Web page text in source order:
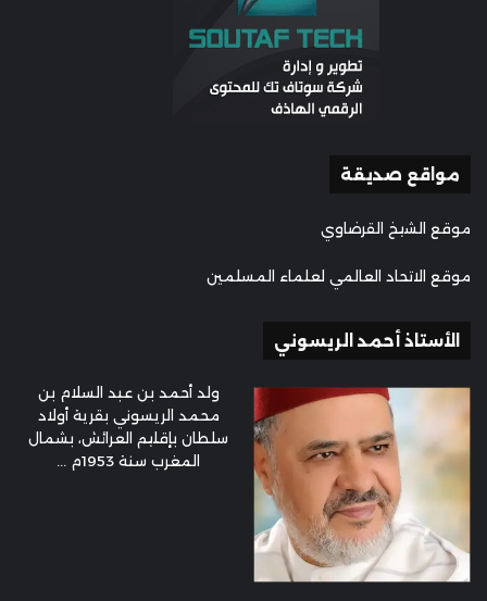
مواقع صديقة
موقع الشيخ القرضاوي
موقع الاتحاد العالمي لعلماء المسلمين
الأستاذ أحمد الريسوني
ولد أحمد بن عبد السلام بن
محمد الريسوني بقرية أولاد
سلطان بإقليم العرائش، بشمال
المغرب سنة 1953م ...